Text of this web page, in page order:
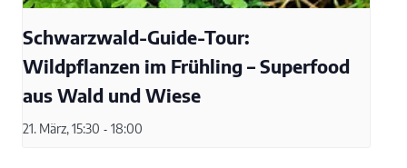
Schwarzwald-Guide-Tour:
Wildpflanzen im Frühling – Superfood
aus Wald und Wiese
21. März, 15:30 - 18:00